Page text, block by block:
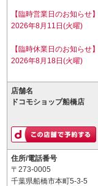
【臨時営業日のお知らせ】
2026年8月11日(火曜)
【臨時休業日のお知らせ】
2026年8月18日(火曜)
店舗名
ドコモショップ船橋店
住所/電話番号
〒273-0005
千葉県船橋市本町5-3-5